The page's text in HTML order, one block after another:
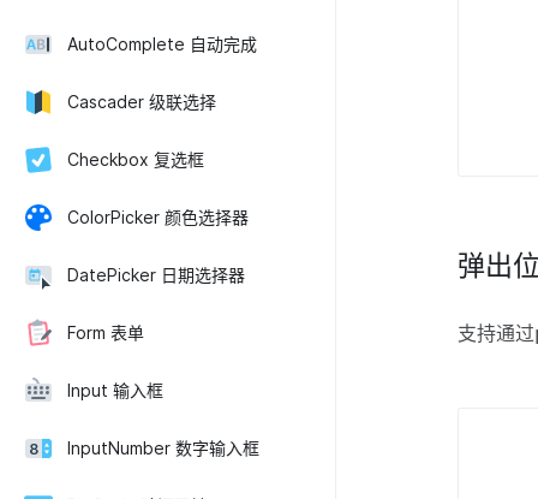
AutoComplete 自动完成
Cascader 级联选择
Checkbox 复选框
ColorPicker 颜色选择器
DatePicker 日期选择器
Form 表单
Input 输入框
InputNumber 数字输入框
弹出
支持通过